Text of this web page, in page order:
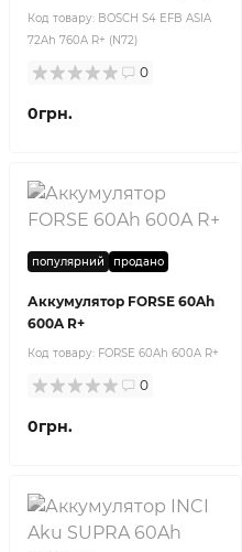
Код товару: BOSCH S4 EFB ASIA
72Ah 760A R+ (N72)
0
0грн.
популярний продано
Аккумулятор FORSE 60Ah
600A R+
Код товару: FORSE 60Ah 600A R+
0
0грн.